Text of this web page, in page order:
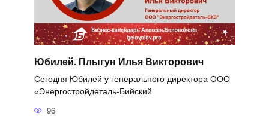
Юбилей. Плыгун Илья Викторович
Сегодня Юбилей у генерального директора ООО
«Энергостройдеталь-Бийский
96